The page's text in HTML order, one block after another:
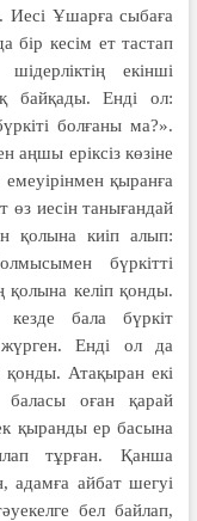
Ұшарға сыбаға
бір кесім ет тастап
екінші
байқады. Енді ол:
болғаны ма?».
аңшы еріксіз көзіне
қыранға
иесін танығандай
қолына киіп алып:
бүркітті
келіп қонды.
бала бүркіт
Енді ол да
Атақыран екі
оған қарай
қыранды ер басына
тұрған. Қанша
адамға айбат шегуі
бел байлап,